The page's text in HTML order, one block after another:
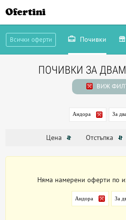
Ofertini
Всички оферти Почивки
ПОЧИВКИ ЗА
ВИЖ
Андора За
Цена Отстъпка
Няма намерени оферти по
Андора За